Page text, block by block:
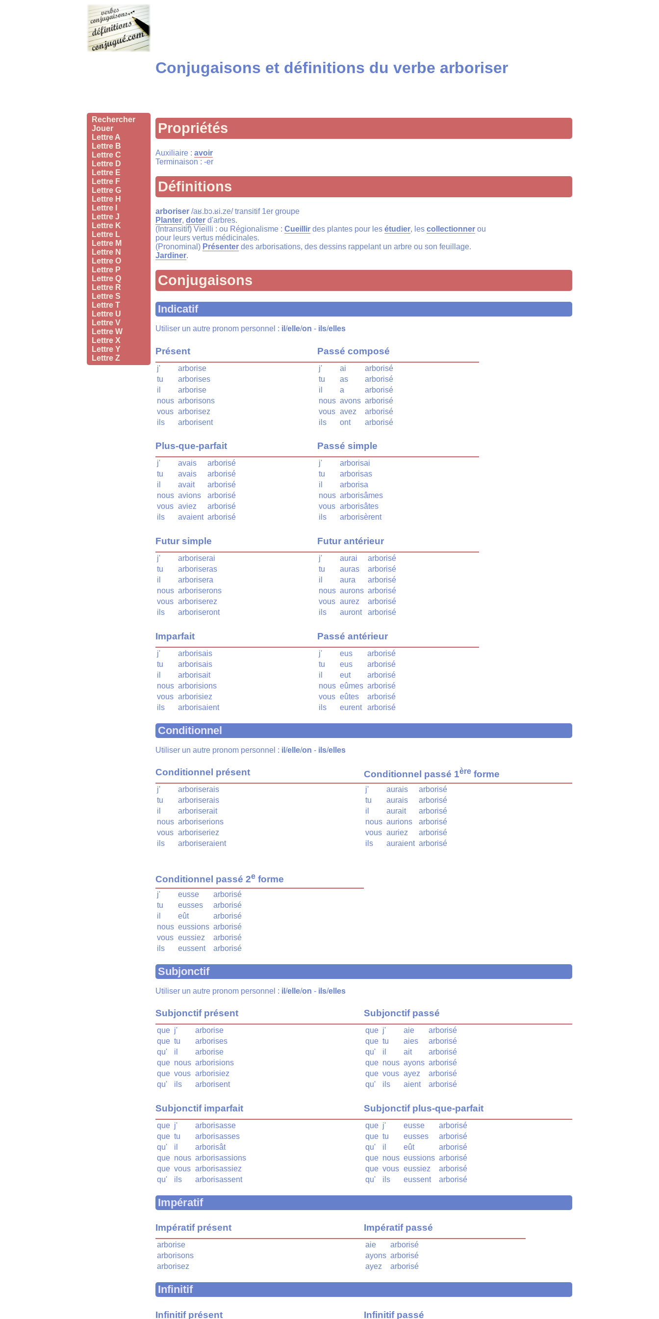
Rechercher
Jouer
Lettre A
Lettre B
Lettre C
Lettre D
Lettre E
Lettre F
Lettre G
Lettre H
Lettre I
Lettre J
Lettre K
Lettre L
Lettre M
Lettre N
Lettre O
Lettre P
Lettre Q
Lettre R
Lettre S
Lettre T
Lettre U
Lettre V
Lettre W
Lettre X
Lettre Y
Lettre Z
Conjugaisons et définitions du verbe arboriser
Propriétés
Auxiliaire : avoir
Terminaison : -er
Définitions
arboriser /aʁ.bɔ.ʁi.ze/ transitif 1er groupe
Planter, doter d'arbres.
(Intransitif) Vieilli : ou Régionalisme : Cueillir des plantes pour les étudier, les collectionner ou
pour leurs vertus médicinales.
(Pronominal) Présenter des arborisations, des dessins rappelant un arbre ou son feuillage.
Jardiner.
Conjugaisons
Indicatif
Utiliser un autre pronom personnel : il /elle/on - ils/elles
Présent
j'
arborise
tu
arborises
il
arborise
nous arborisons
vous arborisez
ils
arborisent
Plus-que-parfait
j' avais
arborisé
tu
avais
arborisé
il
avait
arborisé
nous avions
arborisé
vous aviez
arborisé
ils
avaient arborisé
Futur simple
j'
arboriserai
tu
arboriseras
il
arborisera
nous arboriserons
vous arboriserez
ils
arboriseront
Imparfait
j'
arborisais
tu
arborisais
il
arborisait
nous arborisions
vous arborisiez
ils
arborisaient
Passé composé
j' ai
arborisé
tu
as
arborisé
il
a
arborisé
nous avons arborisé
vous avez
arborisé
ils
ont arborisé
Passé simple
j'
arborisai
tu
arborisas
il
arborisa
nous arborisâmes
vous arborisâtes
ils
arborisèrent
Futur antérieur
j' aurai
arborisé
tu
auras
arborisé
il
aura
arborisé
nous aurons arborisé
vous aurez
arborisé
ils
auront arborisé
Passé antérieur
j' eus
arborisé
tu
eus
arborisé
il
eut
arborisé
nous eûmes arborisé
vous eûtes
arborisé
ils
eurent arborisé
Conditionnel
Utiliser un autre pronom personnel : il /elle/on - ils/elles
Conditionnel présent
j'
arboriserais
tu
arboriserais
il
arboriserait
nous arboriserions
vous arboriseriez
ils
arboriseraient
Conditionnel passé 1ère forme
j' aurais
arborisé
tu
aurais
arborisé
il
aurait
arborisé
nous aurions
arborisé
vous auriez
arborisé
ils
auraient arborisé
Conditionnel passé 2e forme
j' eusse
arborisé
tu
eusses
arborisé
il
eût
arborisé
nous eussions arborisé
vous eussiez
arborisé
ils
eussent arborisé
Subjonctif
Utiliser un autre pronom personnel : il /elle/on - ils/elles
Subjonctif présent
que j'
arborise
que tu
arborises
qu'
il
arborise
que nous arborisions
que vous arborisiez
qu'
ils arborisent
Subjonctif imparfait
que j'
arborisasse
que tu
arborisasses
qu'
il
arborisât
que nous arborisassions
que vous arborisassiez
qu'
ils arborisassent
Subjonctif passé
que j' aie
arborisé
que tu aies
arborisé
qu'
il ait
arborisé
que nous ayons arborisé
que vous ayez
arborisé
qu'
ils aient arborisé
Subjonctif plus-que-parfait
que j' eusse
arborisé
que tu eusses
arborisé
qu'
il eût
arborisé
que nous eussions arborisé
que vous eussiez
arborisé
qu'
ils eussent arborisé
Impératif
Impératif présent
arborise
arborisons
arborisez
Impératif passé
aie
arborisé
ayons arborisé
ayez
arborisé
Infinitif
Infinitif présent Infinitif passé